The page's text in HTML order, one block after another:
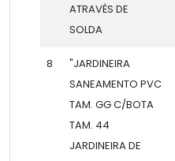
ATRAVÉS DE
SOLDA
8
"JARDINEIRA
SANEAMENTO PVC
TAM. GG C/BOTA
TAM. 44
JARDINEIRA DE